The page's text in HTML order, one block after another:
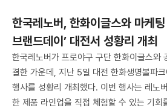
한국레노버, 한화이글스와 마케
브랜드데이’ 대전서 성황리 개최
한국레노버가 프로야구 구단 한화이글스와
결한 가운데, 지난 5일 대전 한화생명볼파크
행사를 성황리 개최했다. 이번 행사는 레노
한 제품 라인업을 직접 체험할 수 있는 기회